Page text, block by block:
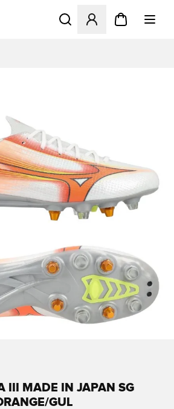
Åbner en Modal til at
III MADE IN JAPAN SG
GUL